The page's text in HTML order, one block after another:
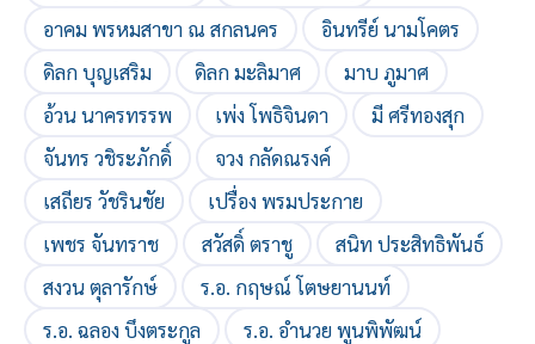
อาคม พรหมสาขา ณ สกลนคร
อินทรีย์ นามโคตร
ดิลก บุญเสริม
ดิลก มะลิมาศ
มาบ ภูมาศ
อ้วน นาครทรรพ
เพ่ง โพธิจินดา
มี ศรีทองสุก
จันทร วชิระภักดิ์
จวง กลัดณรงค์
เสถียร วัชรินชัย
เปรื่อง พรมประกาย
เพชร จันทราช
สวัสดิ์ ตราชู
สนิท ประสิทธิพันธ์
สงวน ตุลารักษ์
ร.อ. กฤษณ์ โตษยานนท์
ร.อ. ฉลอง บึงตระกูล
ร.อ. อํานวย พูนพิพัฒน์